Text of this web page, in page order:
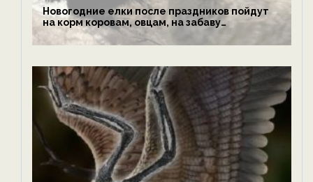
Новогодние елки после праздников пойдут
на корм коровам, овцам, на забаву
обезьянам, львам и леопардам — новости
экологии на ECOportal